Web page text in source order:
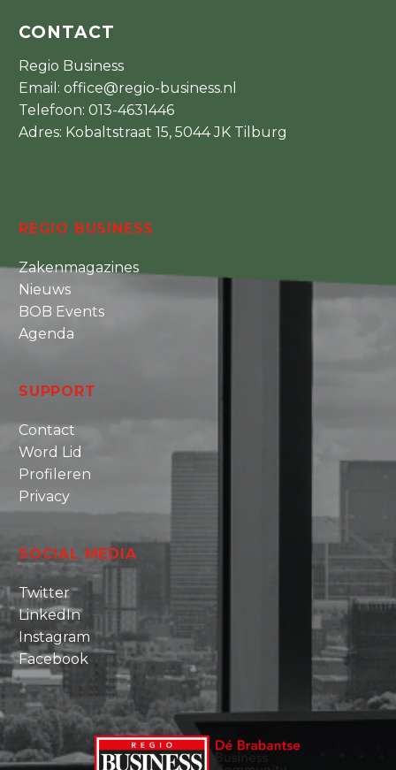
CONTACT
Regio Business
Email: office@regio-business.nl
Telefoon: 013-4631446
Adres: Kobaltstraat 15, 5044 JK Tilburg
REGIO BUSINESS
Zakenmagazines
Nieuws
BOB Events
Agenda
SUPPORT
Contact
Word Lid
Profileren
Privacy
SOCIAL MEDIA
Twitter
LinkedIn
Instagram
Facebook